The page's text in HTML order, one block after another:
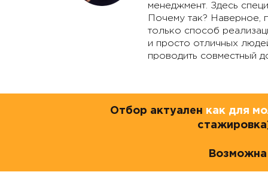
менеджмент. Здесь
Почему так? Наверное,
только способ
и просто отличных
проводить совместный
Отбор актуален как для
Возможна